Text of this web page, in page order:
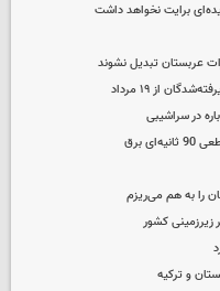
برایت نخواهد داشت
عربستان تبدیل نشوند
از ۱۹ مرداد
در سراشیبی
برق
را به هم می‌ریزم
و ترکیه